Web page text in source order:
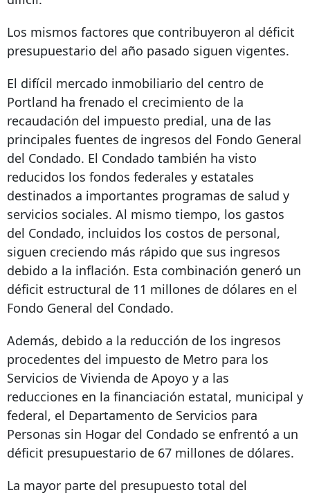
Los mismos factores que contribuyeron al déficit
presupuestario del año pasado siguen vigentes.
El difícil mercado inmobiliario del centro de
Portland ha frenado el crecimiento de la
recaudación del impuesto predial, una de las
principales fuentes de ingresos del Fondo General
del Condado. El Condado también ha visto
reducidos los fondos federales y estatales
destinados a importantes programas de salud y
servicios sociales. Al mismo tiempo, los gastos
del Condado, incluidos los costos de personal,
siguen creciendo más rápido que sus ingresos
debido a la inflación. Esta combinación generó un
déficit estructural de 11 millones de dólares en el
Fondo General del Condado.
Además, debido a la reducción de los ingresos
procedentes del impuesto de Metro para los
Servicios de Vivienda de Apoyo y a las
reducciones en la financiación estatal, municipal y
federal, el Departamento de Servicios para
Personas sin Hogar del Condado se enfrentó a un
déficit presupuestario de 67 millones de dólares.
La mayor parte del presupuesto total del